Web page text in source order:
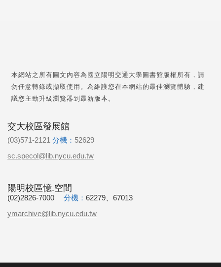
本網站之所有圖文內容為國立陽明交通大學圖書館版權所有，請
勿任意轉錄或擷取使用。為維護您在本網站的最佳瀏覽體驗，建
議您主動升級瀏覽器到最新版本。
交大校區發展館
(03)571-2121 分機： 52629
sc.specol@lib.nycu.edu.tw
陽明校區憶.空間
(02)2826-7000 分機： 62279、67013
ymarchive@lib.nycu.edu.tw